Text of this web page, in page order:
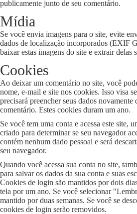
publicamente junto de seu comentário.
Mídia
Se você envia imagens para o site, evite
dados de localização incorporados (EXIF
baixar estas imagens do site e extrair delas
Cookies
Ao deixar um comentário no site, você
nome, e-mail e site nos cookies. Isso visa
precisará preencher seus dados
comentário. Estes cookies duram um ano.
Se você tem uma conta e acessa este site,
criado para determinar se seu navegador
contém nenhum dado pessoal e será
seu navegador.
Quando você acessa sua conta no site,
para salvar os dados da sua conta e suas
Cookies de login são mantidos por dois
tela por um ano. Se você selecionar
mantido por duas semanas. Se você se
cookies de login serão removidos.